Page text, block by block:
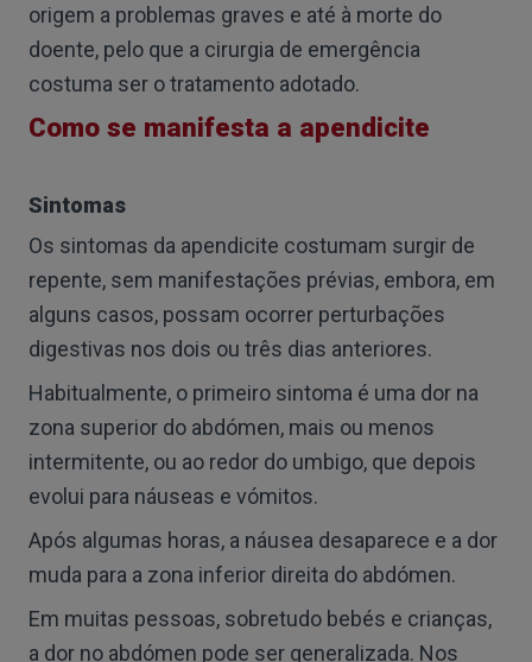
origem a problemas graves e até à morte do
doente, pelo que a cirurgia de emergência
costuma ser o tratamento adotado.
Como se manifesta a apendicite
Sintomas
Os sintomas da apendicite costumam surgir de
repente, sem manifestações prévias, embora, em
alguns casos, possam ocorrer perturbações
digestivas nos dois ou três dias anteriores.
Habitualmente, o primeiro sintoma é uma dor na
zona superior do abdómen, mais ou menos
intermitente, ou ao redor do umbigo, que depois
evolui para náuseas e vómitos.
Após algumas horas, a náusea desaparece e a dor
muda para a zona inferior direita do abdómen.
Em muitas pessoas, sobretudo bebés e crianças,
a dor no abdómen pode ser generalizada. Nos